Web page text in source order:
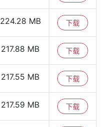
224.28 MB 下载
217.88 MB 下载
217.55 MB 下载
217.59 MB 下载